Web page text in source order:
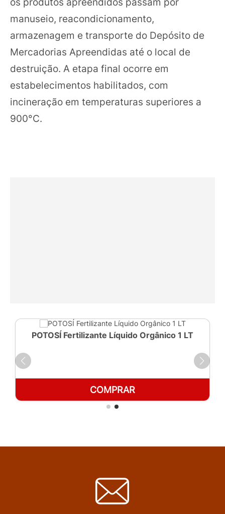
manuseio, reacondicionamento,
armazenagem e transporte do Depósito de
Mercadorias Apreendidas até o local de
destruição. A etapa final ocorre em
estabelecimentos habilitados, com
incineração em temperaturas superiores a
900°C.
POTOSÍ Fertilizante Líquido Orgânico 1 LT
COMPRAR